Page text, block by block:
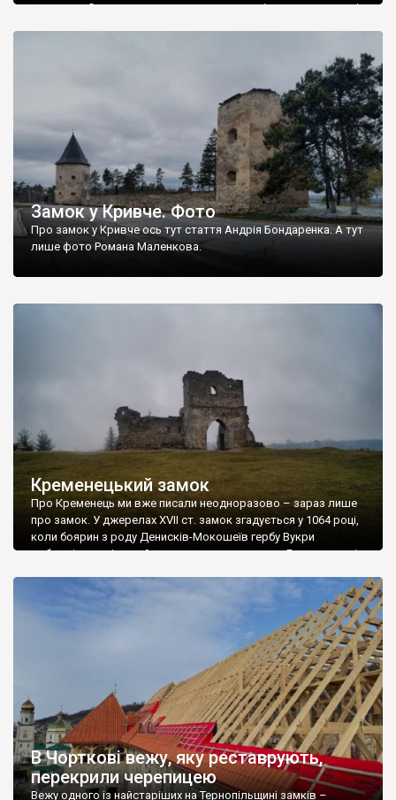
хрестами. Сходи церкви – це теж могили, під якими поховані
Замок у Кривче. Фото
Про замок у Кривче ось тут стаття Андрія Бондаренка. А тут
лише фото Романа Маленкова.
Кременецький замок
Про Кременець ми вже писали неодноразово – зараз лише
про замок. У джерелах XVII ст. замок згадується у 1064 році,
коли боярин з роду Денисків-Мокошеїв гербу Вукри
добровільно віддав його польському королю Болеславові
ст. Відомо, що у 1226 році він витримав облогу військ
угорського королевича Андрія. Згодом, […]
В Чорткові вежу, яку реставрують,
перекрили черепицею
Вежу одного із найстаріших на Тернопільщині замків –